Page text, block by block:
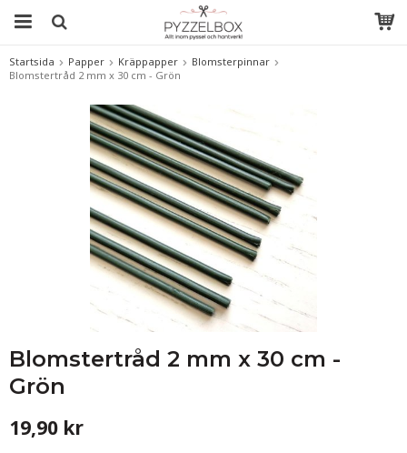
Startsida Papper Kräppapper
Blomsterpinnar
Blomstertråd 2 mm x 30 cm - Grön
Blomstertråd 2 mm x 30 cm -
Grön
19,90 kr